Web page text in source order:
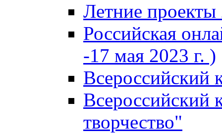
Летние проекты
Российская
-17 мая 2023 г. )
Всероссийский
Всероссийский
творчество"